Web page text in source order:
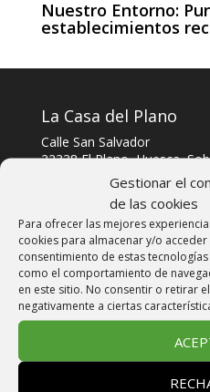
Gestionar el
de las cookies
Para ofrecer las mejores
cookies para almacenar y/o
consentimiento de estas
como el comportamiento de
en este sitio. No consentir o retirar
negativamente a ciertas
Nuestro Entorno:
establecimientos
La Casa del Plano
Calle San Salvador
22338 El Plano, Huesca,
Telf: 606303040
Whatsapp y Telegram:
Email:
Vivienda de Uso
VU-HUESCA-23-266